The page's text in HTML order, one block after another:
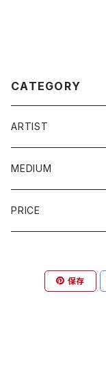
CATEGORY
ARTIST
YOSUKE AMEMIYA
KOREHIKO HINO /
JUMBO SUZUKI /
MAKOTO MURATA
MEDIUM
painting / 絵画
sculpture / 彫刻
PRICE
~100,000JPY
保存